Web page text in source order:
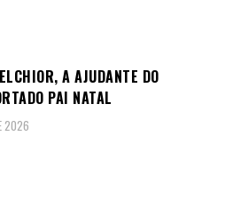
A AJUDANTE DO
PAI NATAL
2026